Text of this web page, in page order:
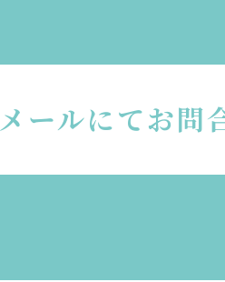
メールにてお問